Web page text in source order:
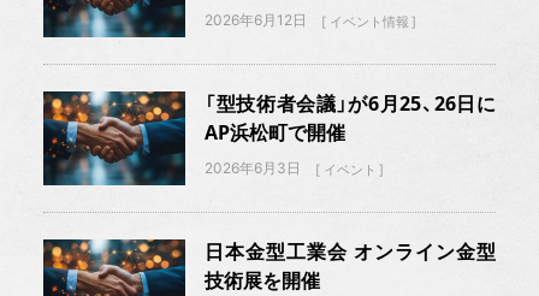
2026年6月12日 イベント情報
「型技術者会議」が6月25、26日に
AP浜松町で開催
2026年6月3日 イベント
日本金型工業会 オンライン金型
技術展を開催